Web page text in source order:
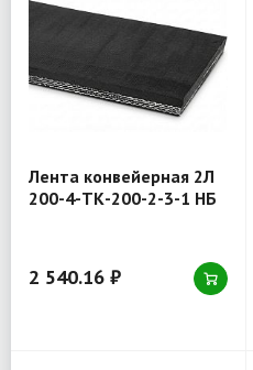
Лента конвейерная 2Л
200-4-ТК-200-2-3-1 НБ
2 540.16 ₽